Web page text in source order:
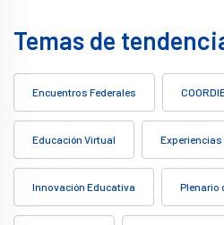
Temas de
Encuentros Federales
Educación Virtual Experiencias
Innovación Educativa Plenario